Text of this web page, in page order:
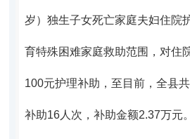
岁）独生子女死亡家庭夫妇住院
育特殊困难家庭救助范围，对住
100元护理补助 ，至目前，全县
补助16人次，补助金额2.37万元